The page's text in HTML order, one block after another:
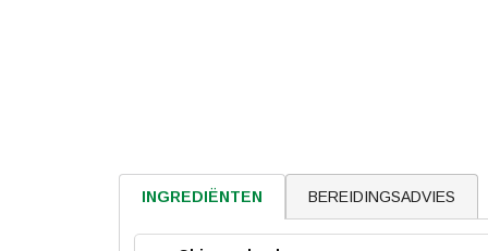
INGREDIËNTEN BEREIDINGSADVIES